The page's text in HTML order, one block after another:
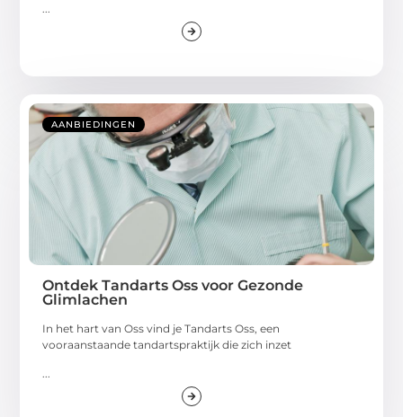
...
AANBIEDINGEN
Ontdek Tandarts Oss voor Gezonde
Glimlachen
In het hart van Oss vind je Tandarts Oss, een
vooraanstaande tandartspraktijk die zich inzet
...